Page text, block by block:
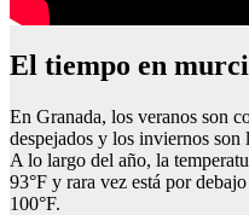
El tiempo en
En Granada, los veranos son
despejados y los inviernos
A lo largo del año, la
93°F y rara vez está por
100°F.